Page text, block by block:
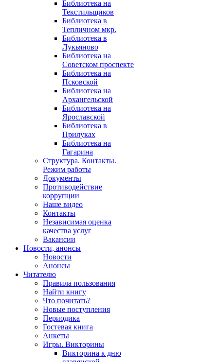
Библиотека на
Текстильщиков
Библиотека в
Тепличном мкр.
Библиотека в
Лукьяново
Библиотека на
Советском проспекте
Библиотека на
Псковской
Библиотека на
Архангельской
Библиотека на
Ярославской
Библиотека в
Прилуках
Библиотека на
Гагарина
Структура. Контакты.
Режим работы
Документы
Противодействие
коррупции
Наше видео
Контакты
Независимая оценка
качества услуг
Вакансии
Новости, анонсы
Новости
Анонсы
Читателю
Правила пользования
Найти книгу
Что почитать?
Новые поступления
Периодика
Гостевая книга
Анкеты
Игры. Викторины
Викторина к дню